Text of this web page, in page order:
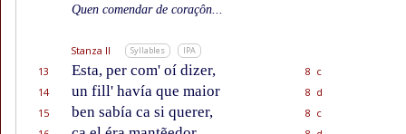
Quen comendar de coraçôn...
Stanza II Syllables IPA
13 Esta, per com' oí dizer,
8 c
14
un fill' havía que maior
8 d
15
ben sabía ca si querer,
8 c